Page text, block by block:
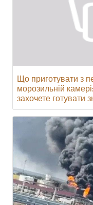
Що приготувати з
морозильній
захочете готувати